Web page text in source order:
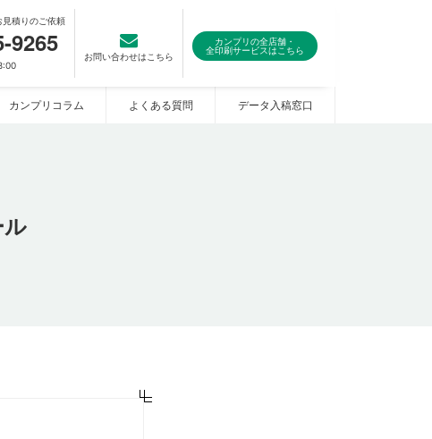
積りのご依頼
9265 お問い合わせはこちら
カンプリの全店舗・
全印刷サービスはこちら
カンプリコラム よくある質問 データ入稿窓口